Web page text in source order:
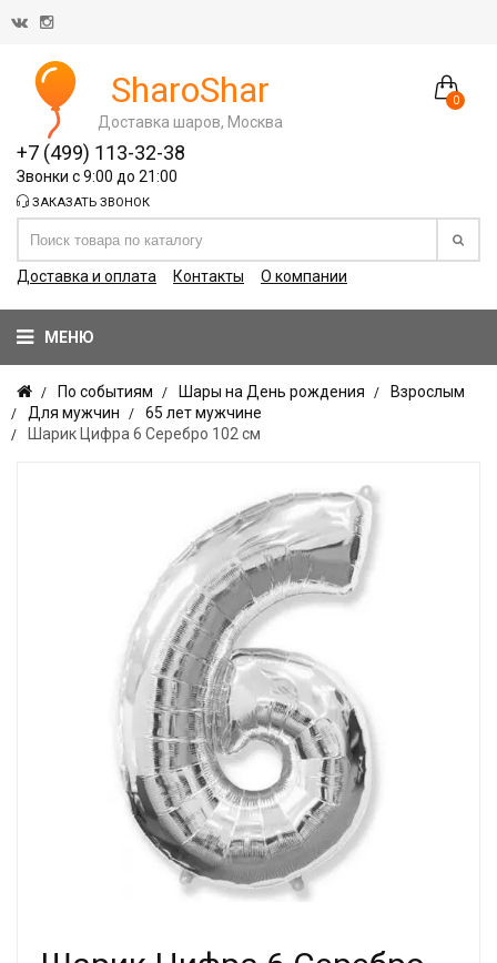
0
SharoShar
Доставка шаров, Москва
+7 (499) 113-32-38
Звонки с 9:00 до 21:00
ЗАКАЗАТЬ ЗВОНОК
Доставка и оплата Контакты О компании
МЕНЮ
По событиям Шары на День рождения
Взрослым
Для мужчин
65 лет мужчине
Шарик Цифра 6 Серебро 102 см